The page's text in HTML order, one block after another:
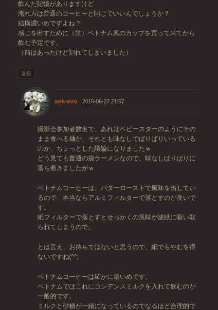
飲んだ記憶がありますけど
淹れ方は普通のコーヒーと同じでいいんでしょうか？
結構濃いめですよね？
感じを出すために（笑）ベトナム風のカップを買って来てから
飲む予定です。
（前はあったけど割れてしまいました）
返信
ask-evo 2015-06-27 21:57
撮影会参加者数名で、あれはベビースターのようにその
まま食べる麺か、それとも味なしでばりばりいっている
のか、ちょっとした議論になりましたｗ
どう見ても普通の袋ラーメンなので、味なしばりばりに
落ち着きましたがｗ
ベトナムコーヒーは、バターローストで風味を出してい
るので、本当ならアルミフィルターで落とすのが良いで
す。
紙フィルターで落とすとせっかくの風味が濾紙に吸い取
られてしまうので。
とは言え、お持ちではないと思うので、紙でもやむを得
ないですね(^^;
ベトナムコーヒーは確かに濃いめです。
ベトナムではこれにコンデンスミルクを入れて飲むのが
一般的です。
ミルクと砂糖が一緒になっているのでなるほど合理的で